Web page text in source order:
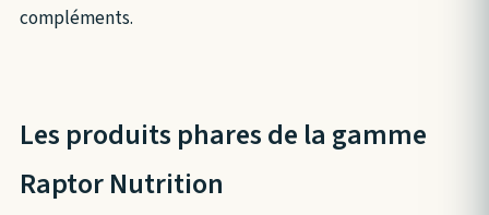
compléments.
Les produits phares de la gamme
Raptor Nutrition